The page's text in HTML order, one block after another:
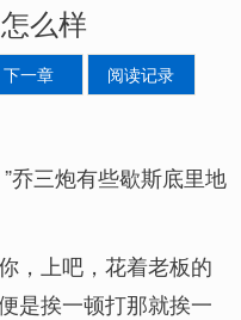
么样
下一章 阅读记录
乔三炮有些歇斯底里地
，上吧，花着老板的
是挨一顿打那就挨一